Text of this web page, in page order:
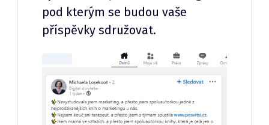
pod kterým se budou vaše
příspěvky sdružovat.